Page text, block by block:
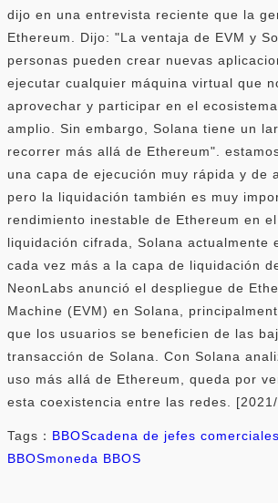
dijo en una entrevista reciente que la
Ethereum. Dijo: "La ventaja de EVM y
personas pueden crear nuevas
ejecutar cualquier máquina virtual que
aprovechar y participar en el
amplio. Sin embargo, Solana tiene un
recorrer más allá de Ethereum".
una capa de ejecución muy rápida y de
pero la liquidación también es muy
rendimiento inestable de Ethereum en
liquidación cifrada, Solana actualmente
cada vez más a la capa de liquidación
NeonLabs anunció el despliegue de
Machine (EVM) en Solana,
que los usuarios se beneficien de las
transacción de Solana. Con Solana
uso más allá de Ethereum, queda por
esta coexistencia entre las redes.
Tags： BBOScadena de jefes comerciales
BBOSmoneda BBOS